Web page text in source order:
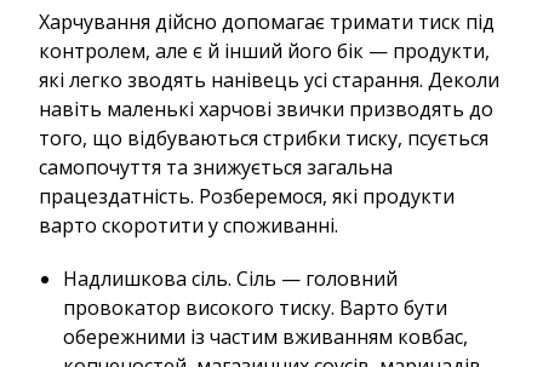
Харчування дійсно допомагає тримати тиск під
контролем, але є й інший його бік — продукти,
які легко зводять нанівець усі старання. Деколи
навіть маленькі харчові звички призводять до
того, що відбуваються стрибки тиску, псується
самопочуття та знижується загальна
працездатність. Розберемося, які продукти
варто скоротити у споживанні.
Надлишкова сіль. Сіль — головний
провокатор високого тиску. Варто бути
обережними із частим вживанням ковбас,